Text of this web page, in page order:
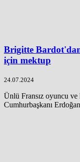
Brigitte
için mektup
24.07.2024
Ünlü Fransız oyuncu
Cumhurbaşkanı